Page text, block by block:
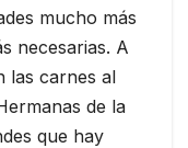
mucho más
necesarias. A
las carnes al
de la
que hay